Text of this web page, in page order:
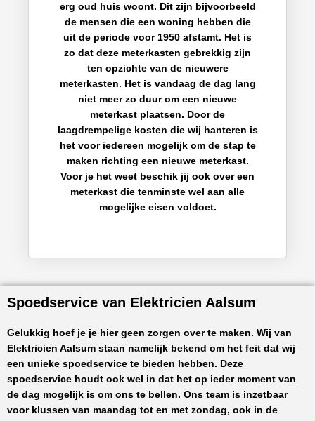
erg oud huis woont. Dit zijn bijvoorbeeld
de mensen die een woning hebben die
uit de periode voor 1950 afstamt. Het is
zo dat deze meterkasten gebrekkig zijn
ten opzichte van de nieuwere
meterkasten. Het is vandaag de dag lang
niet meer zo duur om een nieuwe
meterkast plaatsen. Door de
laagdrempelige kosten die wij hanteren is
het voor iedereen mogelijk om de stap te
maken richting een nieuwe meterkast.
Voor je het weet beschik jij ook over een
meterkast die tenminste wel aan alle
mogelijke eisen voldoet.
Spoedservice van Elektricien Aalsum
Gelukkig hoef je je hier geen zorgen over te maken. Wij van
Elektricien Aalsum staan namelijk bekend om het feit dat wij
een unieke spoedservice te bieden hebben. Deze
spoedservice houdt ook wel in dat het op ieder moment van
de dag mogelijk is om ons te bellen. Ons team is inzetbaar
voor klussen van maandag tot en met zondag, ook in de